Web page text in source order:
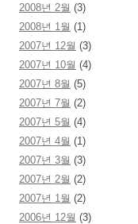
2008년 2월 (3)
2008년 1월 (1)
2007년 12월 (3)
2007년 10월 (4)
2007년 8월 (5)
2007년 7월 (2)
2007년 5월 (4)
2007년 4월 (1)
2007년 3월 (3)
2007년 2월 (2)
2007년 1월 (2)
2006년 12월 (3)